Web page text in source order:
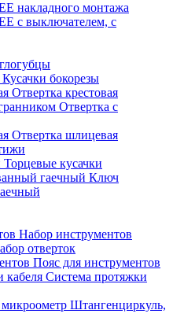
накладного монтажа
с выключателем, с
Кусачки бокорезы
Отвертка крестовая
Отвертка с
Отвертка шлицевая
Торцевые кусачки
Ключ
Набор инструментов
отверток
Пояс для инструментов
Система протяжки
Штангенциркуль,